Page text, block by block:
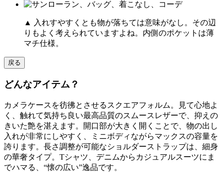
▲ 入れすやすくとも物が落ちては意味がなし。その辺
りもよく考えられていますよね。内側のポケットは薄
マチ仕様。
戻る
どんなアイテム？
カメラケースを彷彿とさせるスクエアフォルム。見て心地よ
く、触れて気持ち良い最高品質のスムースレザーで、抑えの
きいた艶を湛えます。開口部が大きく開くことで、物の出し
入れが非常にしやすく、ミニボディながらマックスの容量を
誇ります。長さ調整が可能なショルダーストラップは、細身
の華奢タイプ。Tシャツ、デニムからカジュアルスーツにま
でハマる、“懐の広い”逸品です。